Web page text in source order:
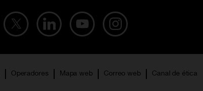
Operadores Mapa web Correo web Canal de ética